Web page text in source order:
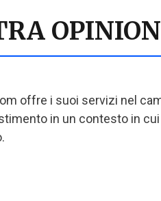
offre i suoi servizi nel
in un contesto in